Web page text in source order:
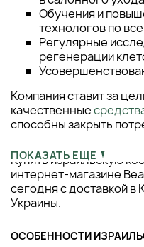
Обучения и
технологов по
Регулярные
регенерации
Компания ставит за
качественные
способны закрыть
Купить израильскую
интернет-магазине
сегодня с доставкой в
Украины.
ОСОБЕННОСТИ
ПОКАЗАТЬ ЕЩЕ